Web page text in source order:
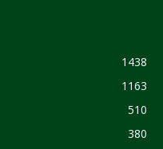
1438
1163
510
380